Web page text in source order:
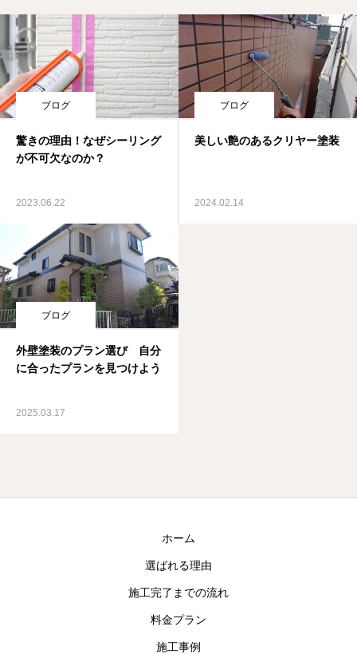
ブログ
驚きの理由！なぜシーリング
が不可欠なのか？
2023.06.22
ブログ
美しい艶のあるクリヤー塗装
2024.02.14
ブログ
外壁塗装のプラン選び 自分
に合ったプランを見つけよう
2025.03.17
ホーム
選ばれる理由
施工完了までの流れ
料金プラン
施工事例